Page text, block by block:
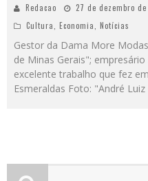
Redacao
27 de dezembro de
Cultura, Economia, Notícias
Gestor da Dama More
de Minas Gerais";
excelente trabalho que fez
Esmeraldas Foto: "André Luiz